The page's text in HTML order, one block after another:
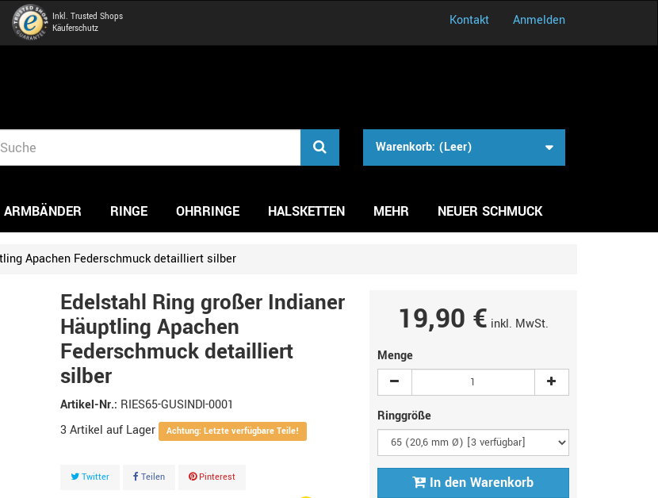
Kontakt Anmelden
Warenkorb: (Leer)
Inkl. Trusted Shops
Käuferschutz
ARMBÄNDER RINGE OHRRINGE HALSKETTEN MEHR NEUER SCHMUCK
Apachen Federschmuck detailliert silber
Edelstahl Ring großer Indianer
Häuptling Apachen
Federschmuck detailliert
silber
Artikel-Nr.: RIES65-GUSINDI-0001
3 Artikel Achtung: Letzte verfügbare Teile!
Twitter Teilen Pinterest
19,90 € inkl. MwSt.
Menge
Ringgröße
In den Warenkorb